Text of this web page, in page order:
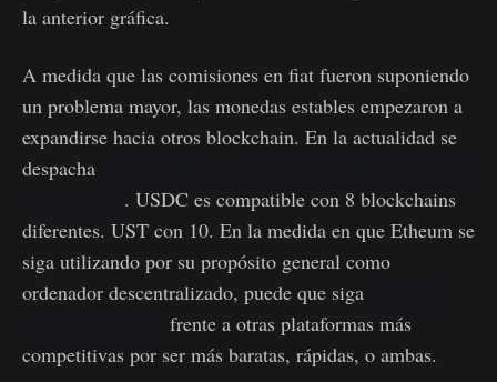
la anterior gráfica.
A medida que las comisiones en fiat fueron suponiendo
un problema mayor, las monedas estables empezaron a
expandirse hacia otros blockchain. En la actualidad se
despacha
. USDC es compatible con 8 blockchains
diferentes. UST con 10. En la medida en que Etheum se
siga utilizando por su propósito general como
ordenador descentralizado, puede que siga
frente a otras plataformas más
competitivas por ser más baratas, rápidas, o ambas.